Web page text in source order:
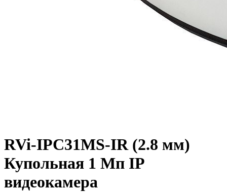
RVi-IPC31МS-IR (2.8 мм)
Купольная 1 Мп IP
видеокамера